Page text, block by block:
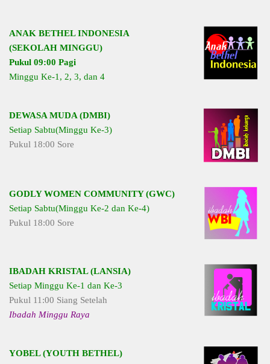
ANAK BETHEL INDONESIA
(SEKOLAH MINGGU)
Pukul 09:00 Pagi
Minggu Ke-1, 2, 3, dan 4
DEWASA MUDA (DMBI)
Setiap Sabtu(Minggu Ke-3)
Pukul 18:00 Sore
GODLY WOMEN COMMUNITY (GWC)
Setiap Sabtu(Minggu Ke-2 dan Ke-4)
Pukul 18:00 Sore
IBADAH KRISTAL (LANSIA)
Setiap Minggu Ke-1 dan Ke-3
Pukul 11:00 Siang Setelah
Ibadah Minggu Raya
YOBEL (YOUTH BETHEL)